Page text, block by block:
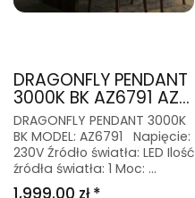
DRAGONFLY PENDANT
3000K BK AZ6791 AZ...
DRAGONFLY PENDANT 3000K
BK MODEL: AZ6791 Napięcie:
230V Źródło światła: LED Ilość
źródła światła: 1 Moc: ...
1,999.00 zł *